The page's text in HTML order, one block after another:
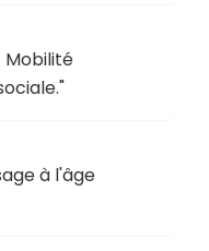
Mobilité
."
à l'âge